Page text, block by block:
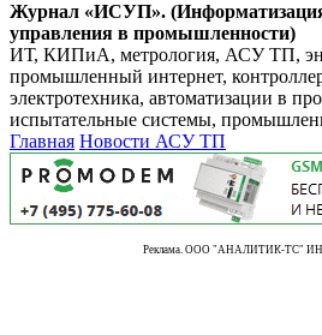
Журнал «ИСУП».
управления в промышленности)
ИТ, КИПиА, метрология, АСУ ТП,
промышленный интернет,
электротехника, автоматизации в
испытательные системы,
Главная Новости АСУ ТП
Реклама. ООО "АНАЛИТИК-ТС"